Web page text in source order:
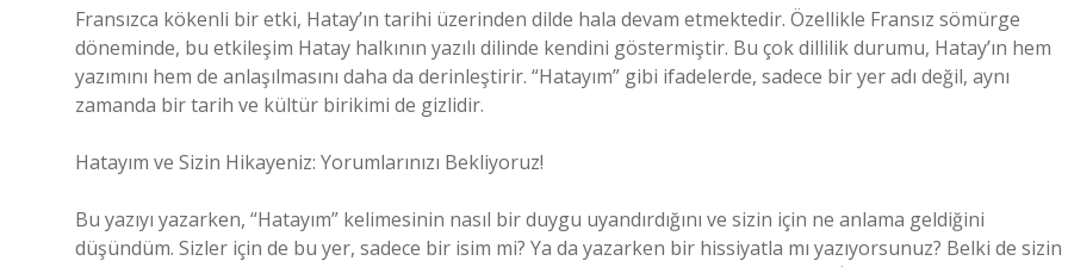
Fransızca kökenli bir etki, Hatay’ın tarihi üzerinden dilde hala devam etmektedir. Özellikle Fransız sömürge
döneminde, bu etkileşim Hatay halkının yazılı dilinde kendini göstermiştir. Bu çok dillilik durumu, Hatay’ın hem
yazımını hem de anlaşılmasını daha da derinleştirir. “Hatayım” gibi ifadelerde, sadece bir yer adı değil, aynı
zamanda bir tarih ve kültür birikimi de gizlidir.
Hatayım ve Sizin Hikayeniz: Yorumlarınızı Bekliyoruz!
Bu yazıyı yazarken, “Hatayım” kelimesinin nasıl bir duygu uyandırdığını ve sizin için ne anlama geldiğini
düşündüm. Sizler için de bu yer, sadece bir isim mi? Ya da yazarken bir hissiyatla mı yazıyorsunuz? Belki de sizin